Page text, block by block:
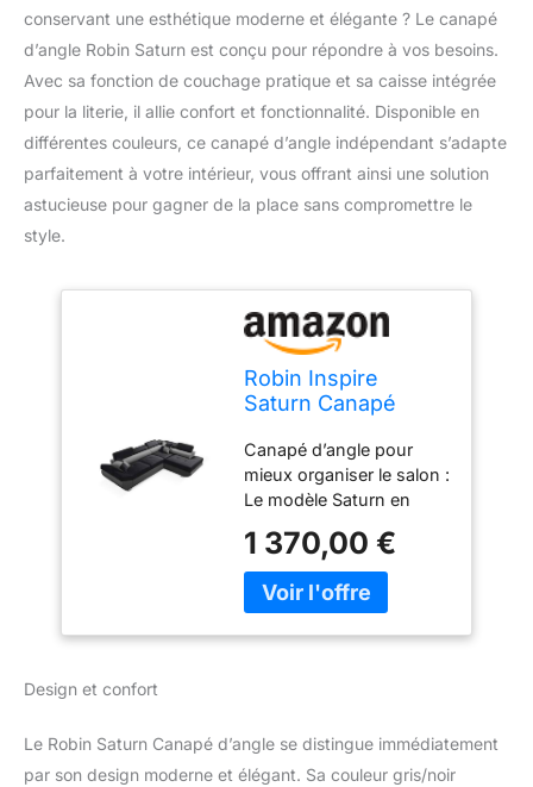
conservant une esthétique moderne et élégante ? Le canapé
d’angle Robin Saturn est conçu pour répondre à vos besoins.
Avec sa fonction de couchage pratique et sa caisse intégrée
pour la literie, il allie confort et fonctionnalité. Disponible en
différentes couleurs, ce canapé d’angle indépendant s’adapte
parfaitement à votre intérieur, vous offrant ainsi une solution
astucieuse pour gagner de la place sans compromettre le
style.
Robin Inspire
Saturn Canapé
L Droit Noir Gris
Canapé d’angle pour
mieux organiser le salon :
Le modèle Saturn en
coin détente pour 4
personnes, tout en
utilisant intelligemment
ouverture simple : Le
mécanisme DELFIN
1 370,00 €
Design et confort
Le Robin Saturn Canapé d’angle se distingue immédiatement
par son design moderne et élégant. Sa couleur gris/noir